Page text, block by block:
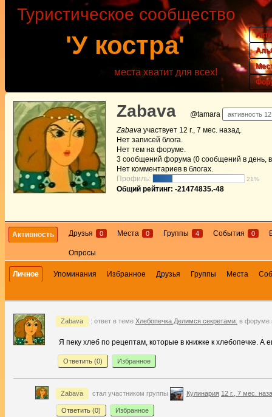
'У костра'
Туристическое сообщество
места хватит для всех!
Zabava @tamara активность
Zabava участвует 12 г., 7 мес. назад.
Нет записей блога.
Нет тем на форуме.
3 сообщений форума (0 сообщений в день,
Нет комментариев в блогах.
Профиль:
21%
Общий рейтинг: -21474835.-48
Активность Друзья 0 Места 0 Группы 4 События 0
Опросы
Личное Упоминания Избранное Друзья Группы Места
Zabava : ответ в теме Хлебопечка.Делимся секретами. в форуме
Я пеку хлеб по рецептам, которые в книжке к хлебопечке. А
Ответить (0) Избранное
Zabava стал участником группы Кулинария 12 г., 7 мес.
Ответить (0) Избранное